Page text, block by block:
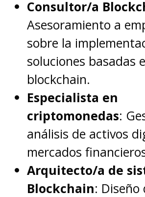
Consultor/a
Asesoramiento a
sobre la
soluciones basadas
blockchain.
Especialista en
criptomonedas:
análisis de activos
mercados
Arquitecto/a de
Blockchain: Diseño